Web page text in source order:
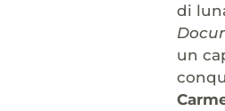
di
un